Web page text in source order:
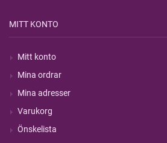
MITT KONTO
Mitt konto
Mina ordrar
Mina adresser
Varukorg
Önskelista